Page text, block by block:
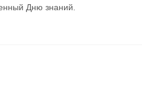
Дню знаний.